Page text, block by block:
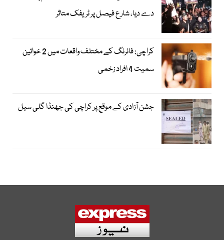
دے دیا، شارع فیصل پر ٹریفک متاثر
کراچی: فائرنگ کے مختلف واقعات میں 2 خواتین
سمیت 4 افراد زخمی
جشن آزادی کے موقع پر کراچی کی جھنڈا گلی سیل